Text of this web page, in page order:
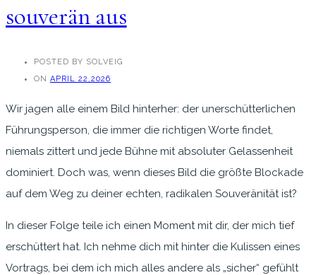
souverän aus
POSTED BY SOLVEIG
ON APRIL 22,2026
Wir jagen alle einem Bild hinterher: der unerschütterlichen
Führungsperson, die immer die richtigen Worte findet,
niemals zittert und jede Bühne mit absoluter Gelassenheit
dominiert. Doch was, wenn dieses Bild die größte Blockade
auf dem Weg zu deiner echten, radikalen Souveränität ist?
In dieser Folge teile ich einen Moment mit dir, der mich tief
erschüttert hat. Ich nehme dich mit hinter die Kulissen eines
Vortrags, bei dem ich mich alles andere als „sicher“ gefühlt